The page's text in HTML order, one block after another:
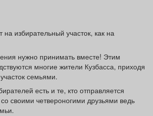
Обучение Проекты
на избирательный участок, как на
нужно принимать вместе! Этим
многие жители Кузбасса, приходя
семьями.
есть и те, кто отправляется
своими четвероногими друзьями ведь